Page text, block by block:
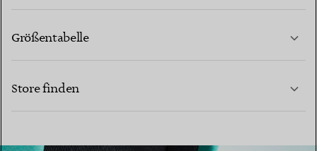
Größentabelle
Store finden